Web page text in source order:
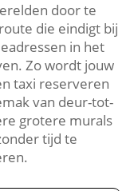
door te
die eindigt bij
in het
Zo wordt jouw
taxi reserveren
van deur-tot-
grotere murals
tijd te